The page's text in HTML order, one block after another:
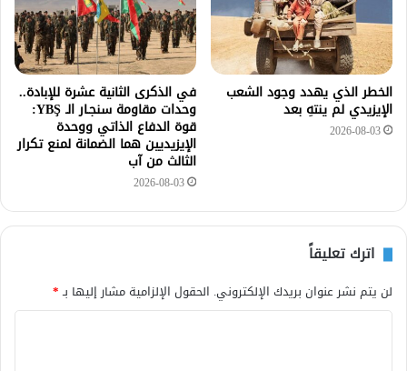
الخطر الذي يهدد وجود الشعب
الإيزيدي لم ينتهِ بعد
2026-08-03
في الذكرى الثانية عشرة للإبادة..
وحدات مقاومة سنجـار الـ YBŞ:
قوة الدفاع الذاتي ووحدة
الإيزيديين هما الضمانة لمنع تكرار
الثالث من آب
2026-08-03
اترك تعليقاً
لن يتم نشر عنوان بريدك الإلكتروني. الحقول الإلزامية مشار إليها بـ*